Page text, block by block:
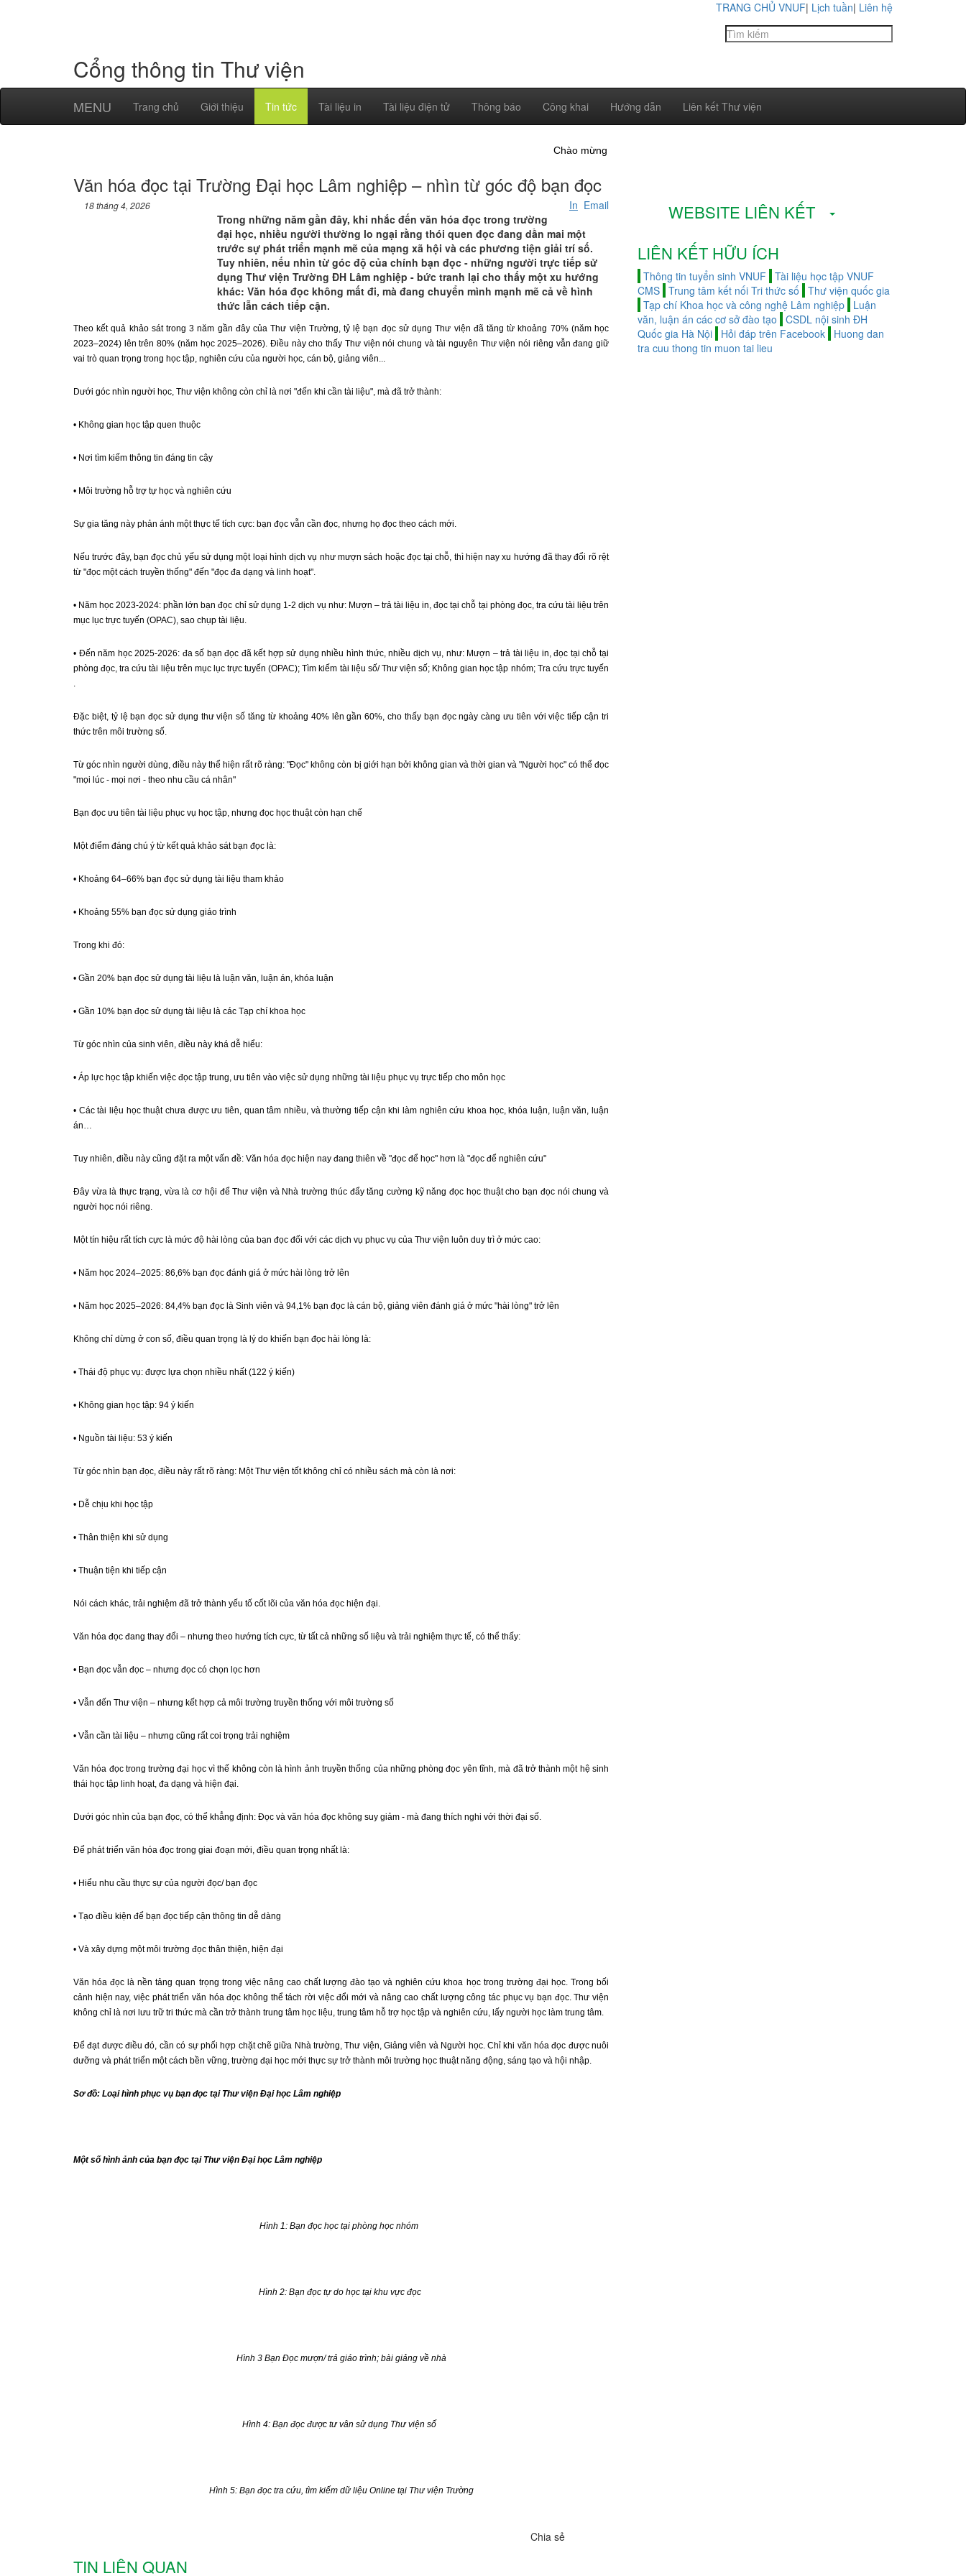
TRANG CHỦ VNUF| Lịch tuần| Liên hệ
Cổng thông tin Thư viện
MENU Trang chủ Giới thiệu Tin tức Tài liệu in Tài liệu điện tử Thông báo Công khai Hướng dẫn Liên kết Thư viện
Chào mừng đến với Cổng thông tin Thư viện trường Đại học Lâm nghiệp
Văn hóa đọc tại Trường Đại học Lâm nghiệp – nhìn từ góc độ bạn đọc
18 tháng 4, 2026 In Email
Trong những năm gần đây, khi nhắc đến văn hóa đọc trong trường
đại học, nhiều người thường lo ngại rằng thói quen đọc đang dần mai một
trước sự phát triển mạnh mẽ của mạng xã hội và các phương tiện giải trí số.
Tuy nhiên, nếu nhìn từ góc độ của chính bạn đọc - những người trực tiếp sử
dụng Thư viện Trường ĐH Lâm nghiệp - bức tranh lại cho thấy một xu hướng
khác: Văn hóa đọc không mất đi, mà đang chuyển mình mạnh mẽ cả về hình
thức lẫn cách tiếp cận.
Theo kết quả khảo sát trong 3 năm gần đây của Thư viện Trường, tỷ lệ bạn đọc sử dụng Thư viện đã tăng từ khoảng 70% (năm học
2023–2024) lên trên 80% (năm học 2025–2026). Điều này cho thấy Thư viện nói chung và tài nguyên Thư viện nói riêng vẫn đang giữ
vai trò quan trọng trong học tập, nghiên cứu của người học, cán bộ, giảng viên...
Dưới góc nhìn người học, Thư viện không còn chỉ là nơi "đến khi cần tài liệu", mà đã trở thành:
• Không gian học tập quen thuộc
• Nơi tìm kiếm thông tin đáng tin cậy
• Môi trường hỗ trợ tự học và nghiên cứu
Sự gia tăng này phản ánh một thực tế tích cực: bạn đọc vẫn cần đọc, nhưng họ đọc theo cách mới.
Nếu trước đây, bạn đọc chủ yếu sử dụng một loại hình dịch vụ như mượn sách hoặc đọc tại chỗ, thì hiện nay xu hướng đã thay đổi rõ rệt
từ "đọc một cách truyền thống" đến "đọc đa dạng và linh hoạt".
• Năm học 2023-2024: phần lớn bạn đọc chỉ sử dụng 1-2 dịch vụ như: Mượn – trả tài liệu in, đọc tại chỗ tại phòng đọc, tra cứu tài liệu trên
mục lục trực tuyến (OPAC), sao chụp tài liệu.
• Đến năm học 2025-2026: đa số bạn đọc đã kết hợp sử dụng nhiều hình thức, nhiều dịch vụ, như: Mượn – trả tài liệu in, đọc tại chỗ tại
phòng đọc, tra cứu tài liệu trên mục lục trực tuyến (OPAC); Tìm kiếm tài liệu số/ Thư viện số; Không gian học tập nhóm; Tra cứu trực tuyến
.
Đặc biệt, tỷ lệ bạn đọc sử dụng thư viện số tăng từ khoảng 40% lên gần 60%, cho thấy bạn đọc ngày càng ưu tiên với việc tiếp cận tri
thức trên môi trường số.
Từ góc nhìn người dùng, điều này thể hiện rất rõ ràng: "Đọc" không còn bị giới hạn bởi không gian và thời gian và "Người học" có thể đọc
"mọi lúc - mọi nơi - theo nhu cầu cá nhân"
Bạn đọc ưu tiên tài liệu phục vụ học tập, nhưng đọc học thuật còn hạn chế
Một điểm đáng chú ý từ kết quả khảo sát bạn đọc là:
• Khoảng 64–66% bạn đọc sử dụng tài liệu tham khảo
• Khoảng 55% bạn đọc sử dụng giáo trình
Trong khi đó:
• Gần 20% bạn đọc sử dụng tài liệu là luận văn, luận án, khóa luận
• Gần 10% bạn đọc sử dụng tài liệu là các Tạp chí khoa học
Từ góc nhìn của sinh viên, điều này khá dễ hiểu:
• Áp lực học tập khiến việc đọc tập trung, ưu tiên vào việc sử dụng những tài liệu phục vụ trực tiếp cho môn học
• Các tài liệu học thuật chưa được ưu tiên, quan tâm nhiều, và thường tiếp cận khi làm nghiên cứu khoa học, khóa luận, luận văn, luận
án…
Tuy nhiên, điều này cũng đặt ra một vấn đề: Văn hóa đọc hiện nay đang thiên về "đọc để học" hơn là "đọc để nghiên cứu"
Đây vừa là thực trạng, vừa là cơ hội để Thư viện và Nhà trường thúc đẩy tăng cường kỹ năng đọc học thuật cho bạn đọc nói chung và
người học nói riêng.
Một tín hiệu rất tích cực là mức độ hài lòng của bạn đọc đối với các dịch vụ phục vụ của Thư viện luôn duy trì ở mức cao:
• Năm học 2024–2025: 86,6% bạn đọc đánh giá ở mức hài lòng trở lên
• Năm học 2025–2026: 84,4% bạn đọc là Sinh viên và 94,1% bạn đọc là cán bộ, giảng viên đánh giá ở mức "hài lòng" trở lên
Không chỉ dừng ở con số, điều quan trọng là lý do khiến bạn đọc hài lòng là:
• Thái độ phục vụ: được lựa chọn nhiều nhất (122 ý kiến)
• Không gian học tập: 94 ý kiến
• Nguồn tài liệu: 53 ý kiến
Từ góc nhìn bạn đọc, điều này rất rõ ràng: Một Thư viện tốt không chỉ có nhiều sách mà còn là nơi:
• Dễ chịu khi học tập
• Thân thiện khi sử dụng
• Thuận tiện khi tiếp cận
Nói cách khác, trải nghiệm đã trở thành yếu tố cốt lõi của văn hóa đọc hiện đại.
Văn hóa đọc đang thay đổi – nhưng theo hướng tích cực, từ tất cả những số liệu và trải nghiệm thực tế, có thể thấy:
• Bạn đọc vẫn đọc – nhưng đọc có chọn lọc hơn
• Vẫn đến Thư viện – nhưng kết hợp cả môi trường truyền thống với môi trường số
• Vẫn cần tài liệu – nhưng cũng rất coi trọng trải nghiệm
Văn hóa đọc trong trường đại học vì thế không còn là hình ảnh truyền thống của những phòng đọc yên tĩnh, mà đã trở thành một hệ sinh
thái học tập linh hoạt, đa dạng và hiện đại.
Dưới góc nhìn của bạn đọc, có thể khẳng định: Đọc và văn hóa đọc không suy giảm - mà đang thích nghi với thời đại số.
Để phát triển văn hóa đọc trong giai đoạn mới, điều quan trọng nhất là:
• Hiểu nhu cầu thực sự của người đọc/ bạn đọc
• Tạo điều kiện để bạn đọc tiếp cận thông tin dễ dàng
• Và xây dựng một môi trường đọc thân thiện, hiện đại
Văn hóa đọc là nền tảng quan trọng trong việc nâng cao chất lượng đào tạo và nghiên cứu khoa học trong trường đại học. Trong bối
cảnh hiện nay, việc phát triển văn hóa đọc không thể tách rời việc đổi mới và nâng cao chất lượng công tác phục vụ bạn đọc. Thư viện
không chỉ là nơi lưu trữ tri thức mà cần trở thành trung tâm học liệu, trung tâm hỗ trợ học tập và nghiên cứu, lấy người học làm trung tâm.
Để đạt được điều đó, cần có sự phối hợp chặt chẽ giữa Nhà trường, Thư viện, Giảng viên và Người học. Chỉ khi văn hóa đọc được nuôi
dưỡng và phát triển một cách bền vững, trường đại học mới thực sự trở thành môi trường học thuật năng động, sáng tạo và hội nhập.
Sơ đồ: Loại hình phục vụ bạn đọc tại Thư viện Đại học Lâm nghiệp
Một số hình ảnh của bạn đọc tại Thư viện Đại học Lâm nghiệp
Hình 1: Bạn đọc học tại phòng học nhóm
Hình 2: Bạn đọc tự do học tại khu vực đọc
Hình 3 Bạn Đọc mượn/ trả giáo trình; bài giảng về nhà
Hình 4: Bạn đọc được tư vân sử dụng Thư viện số
Hình 5: Bạn đọc tra cứu, tìm kiếm dữ liệu Online tại Thư viện Trường
Chia sẻ
TIN LIÊN QUAN
WEBSITE LIÊN KẾT
LIÊN KẾT HỮU ÍCH
Thông tin tuyển sinh VNUF
Tài liệu học tập VNUF
CMS Trung tâm kết nối Tri thức số
Thư viện quốc gia
Tạp chí Khoa học và công nghệ Lâm nghiệp
Luận
văn, luận án các cơ sở đào tạo
CSDL nội sinh ĐH
Quốc gia Hà Nội
Hỏi đáp trên Facebook
Huong dan
tra cuu thong tin muon tai lieu